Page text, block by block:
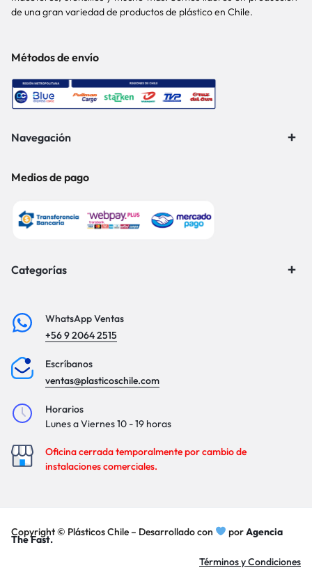
de una gran variedad de productos de plástico en Chile.
Métodos de envío
Navegación
Medios de pago
Categorías
WhatsApp Ventas
+56 9 2064 2515
Escríbanos
ventas@plasticoschile.com
Horarios
Lunes a Viernes 10 - 19 horas
Oficina cerrada temporalmente por cambio de
instalaciones comerciales.
Copyright © Plásticos Chile – Desarrollado con porAgencia
The Fast.
Términos y Condiciones